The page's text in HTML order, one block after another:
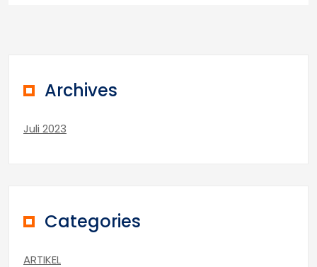
Archives
Juli 2023
Categories
ARTIKEL